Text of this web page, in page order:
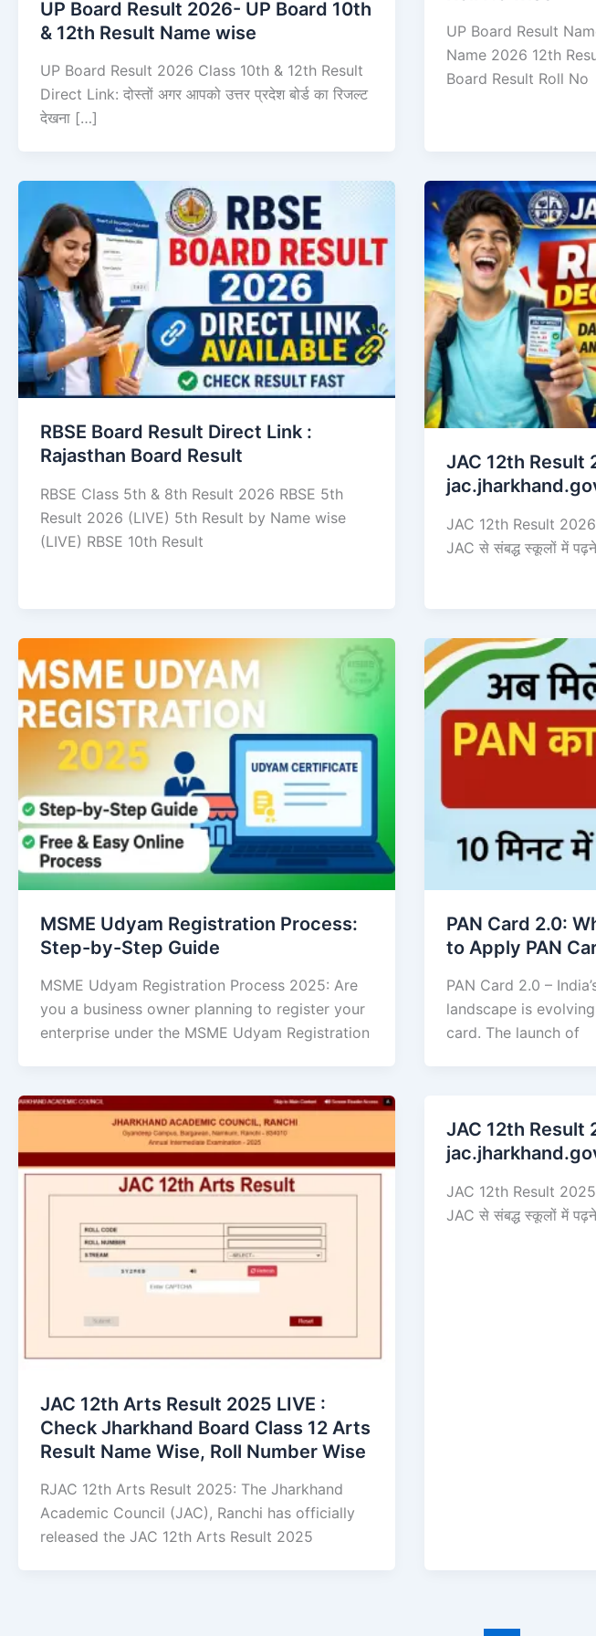
UP Board Result 2026- UP Board 10th
& 12th Result Name wise
UP Board Result 2026 Class 10th & 12th Result
Direct Link: दोस्तों अगर आपको उत्तर प्रदेश बोर्ड का रिजल्ट
देखना […]
UP Board Result
Name 2026 12th
Board Result Roll No
RBSE Board Result Direct Link : ​
Rajasthan Board Result
RBSE Class 5th & 8th Result 2026 RBSE 5th
Result 2026 (LIVE) 5th Result by Name wise
(LIVE) RBSE 10th Result
JAC 12th Result
JAC 12th Result
JAC से संबद्ध स्कूलों में पढ़ने
MSME Udyam Registration Process:
Step-by-Step Guide
MSME Udyam Registration Process 2025: Are
you a business owner planning to register your
enterprise under the MSME Udyam Registration
PAN Card 2.0:
to Apply PAN
PAN Card 2.0 –
landscape is
card. The launch of
JAC 12th Arts Result 2025 LIVE :
Check Jharkhand Board Class 12 Arts
Result Name Wise, Roll Number Wise
RJAC 12th Arts Result 2025: The Jharkhand
Academic Council (JAC), Ranchi has officially
released the JAC 12th Arts Result 2025
JAC 12th Result
JAC 12th Result
JAC से संबद्ध स्कूलों में पढ़ने